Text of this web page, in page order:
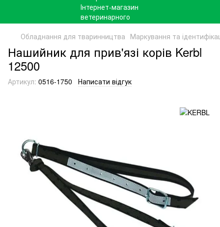
Обладнання для тваринництва Маркування та
Нашийник для прив'язі корів Kerbl
12500
Артикул: 0516-1750 Написати відгук